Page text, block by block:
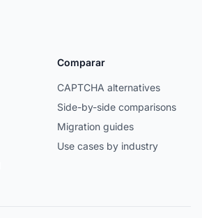
Comparar
CAPTCHA alternatives
Side-by-side comparisons
Migration guides
Use cases by industry